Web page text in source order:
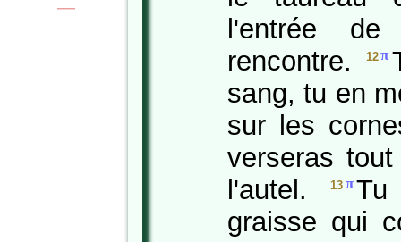
l'entrée
rencontre.12π
sang, tu en
sur les
verseras
l'autel.13 πTu
graisse qui
|
|